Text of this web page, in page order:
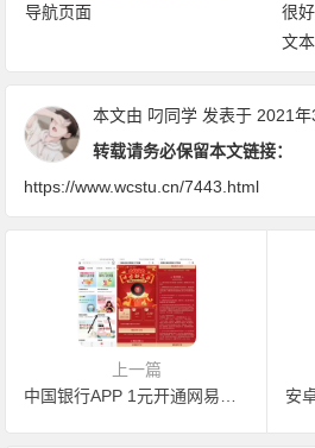
导航页面
很
文
本文由 叼同学 发表于 2021年
转载请务必保留本文链接：
https://www.wcstu.cn/7443.html
上一篇